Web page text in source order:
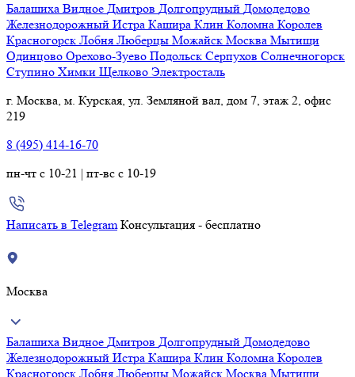
Балашиха Видное Дмитров Долгопрудный Домодедово
Железнодорожный Истра Кашира Клин Коломна Королев
Красногорск Лобня Люберцы Можайск Москва Мытищи
Одинцово Орехово-Зуево Подольск Серпухов Солнечногорск
Ступино Химки Щелково Электросталь
г. Москва, м. Курская, ул. Земляной вал, дом 7, этаж 2, офис
219
8 (495) 414-16-70
пн-чт с 10-21 | пт-вс с 10-19
Написать в Telegram Консультация - бесплатно
Москва
Балашиха Видное Дмитров Долгопрудный Домодедово
Железнодорожный Истра Кашира Клин Коломна Королев
Красногорск Лобня Люберцы Можайск Москва Мытищи